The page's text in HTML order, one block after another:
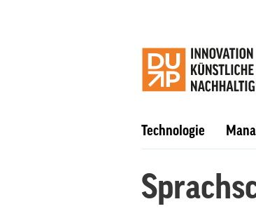
Technologie